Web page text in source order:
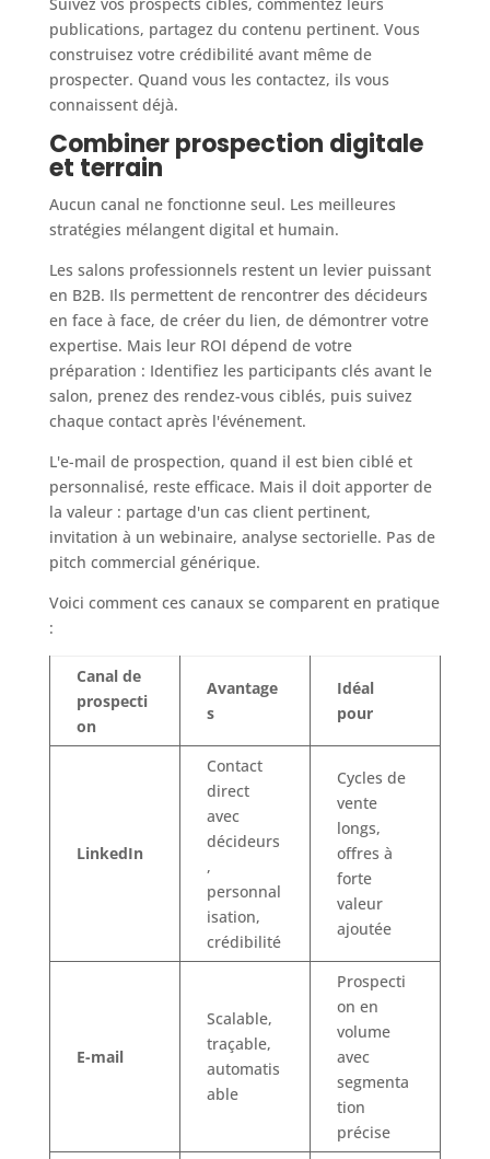
publications, partagez du contenu pertinent. Vous
construisez votre crédibilité avant même de
prospecter. Quand vous les contactez, ils vous
connaissent déjà.
Combiner prospection digitale
et terrain
Aucun canal ne fonctionne seul. Les meilleures
stratégies mélangent digital et humain.
Les salons professionnels restent un levier puissant
en B2B. Ils permettent de rencontrer des décideurs
en face à face, de créer du lien, de démontrer votre
expertise. Mais leur ROI dépend de votre
préparation : Identifiez les participants clés avant le
salon, prenez des rendez-vous ciblés, puis suivez
chaque contact après l'événement.
L'e-mail de prospection, quand il est bien ciblé et
personnalisé, reste efficace. Mais il doit apporter de
la valeur : partage d'un cas client pertinent,
invitation à un webinaire, analyse sectorielle. Pas de
pitch commercial générique.
Voici comment ces canaux se comparent en pratique
:
Canal de
prospecti
on
Avantage
s
Idéal
pour
LinkedIn
Contact
direct
avec
décideurs
,
personnal
isation,
crédibilité
Cycles de
vente
longs,
offres à
forte
valeur
ajoutée
E-mail
Scalable,
traçable,
automatis
able
Prospecti
on en
volume
avec
segmenta
tion
précise